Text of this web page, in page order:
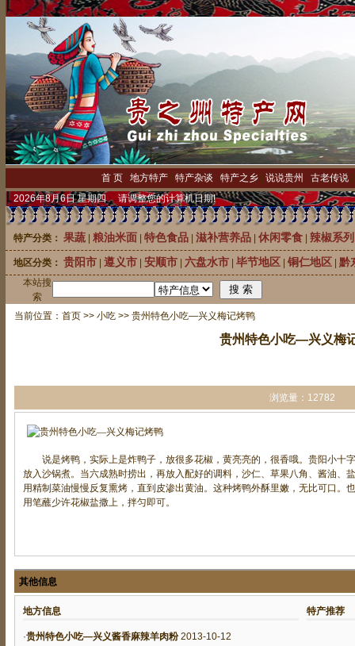
首 页 地方特产 特产杂谈 特产之乡 说说贵州 古老传说
2026年8月6日 星期四 请调整您的计算机日期!
特产分类： 果蔬 粮油米面 特色食品 滋补营养品 休闲零食 辣椒系列
地区分类： 贵阳市 遵义市 安顺市 六盘水市 毕节地区 铜仁地区 黔
本站搜
索
当前位置： 首页>> 小吃>> 贵州特色小吃—兴义梅记烤鸭
贵州特色小吃—兴义梅
浏览量：12782
说是烤鸭，实际上是炸鸭子，放很多花椒，黄亮亮的，很香哦。贵阳小十
放入沙锅煮。当六成熟时捞出，再放入配好的调料，沙仁、草果八角、酱油、
用精制菜油慢慢反复熏烤，直到皮渗出黄油。这种烤鸭外酥里嫩，无比可口。
用笔蘸少许花椒盐撒上，拌匀即可。
其他信息
地方信息 特产推荐
·贵州特色小吃—兴义酱香麻辣羊肉粉2013-10-12